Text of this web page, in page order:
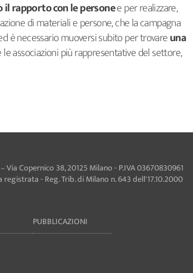
rapporto con le personee per realizzare,
di materiali e persone, che la campagna
è necessario muoversi subito per trovareuna
associazioni più rappresentative del settore,
Copernico 38, 20125 Milano - P.IVA 03670830961
- Reg. Trib. di Milano n. 643 dell'17.10.2000
PUBBLICAZIONI